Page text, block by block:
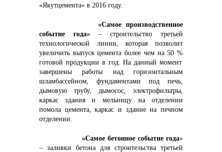
+7 (423) 234 50 50
info@vostokcement.ru
«Якутцемента» в 2016 году.
«Самое производственное
событие года»– строительство третьей
технологической линии, которая позволит
увеличить выпуск цементаболее чем на 50 %
готовой продукции в год. На данный момент
завершены работы над горизонтальным
шламбассейном, фундаментами под печь,
дымовую трубу, дымосос, электрофильтры,
каркас здания и мельницу на отделении
помола цемента, каркас и здание на печном
отделении.
«Самое бетонное событие года»
– заливки бетона для строительства третьей